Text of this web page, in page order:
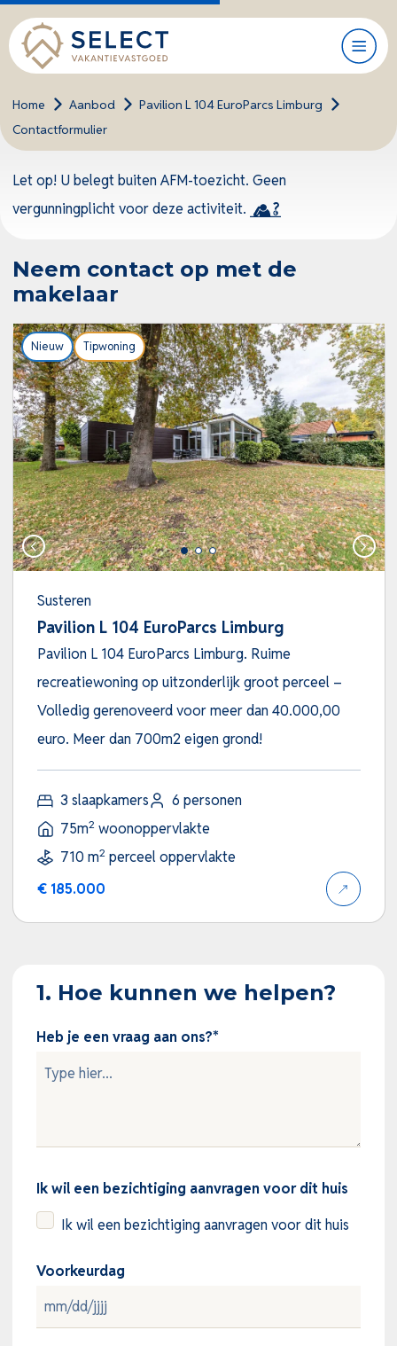
Home > Aanbod > Pavilion L 104 EuroParcs Limburg
>
Contactformulier
Let op! U belegt buiten AFM-toezicht. Geen
vergunningplicht voor deze activiteit.
Neem contact op met de
makelaar
Nieuw Tipwoning
Susteren
Pavilion L 104 EuroParcs Limburg
Pavilion L 104 EuroParcs Limburg. Ruime
recreatiewoning op uitzonderlijk groot perceel –
Volledig gerenoveerd voor meer dan 40.000,00
euro. Meer dan 700m2 eigen grond!
3 slaapkamers
6 personen
75m2woonoppervlakte
710 m2perceel oppervlakte
€ 185.000
1. Hoe kunnen we helpen?
Heb je een vraag aan ons?*
Ik wil een bezichtiging aanvragen voor dit huis
Ik wil een bezichtiging aanvragen voor dit huis
Voorkeurdag